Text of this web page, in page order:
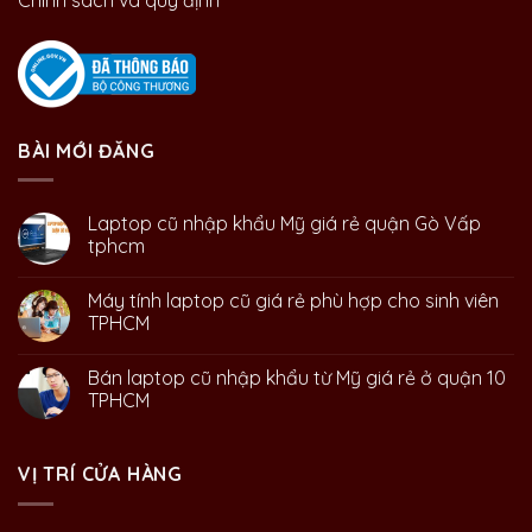
BÀI MỚI ĐĂNG
Laptop cũ nhập khẩu Mỹ giá rẻ quận Gò Vấp
tphcm
Máy tính laptop cũ giá rẻ phù hợp cho sinh viên
TPHCM
Bán laptop cũ nhập khẩu từ Mỹ giá rẻ ở quận 10
TPHCM
VỊ TRÍ CỬA HÀNG